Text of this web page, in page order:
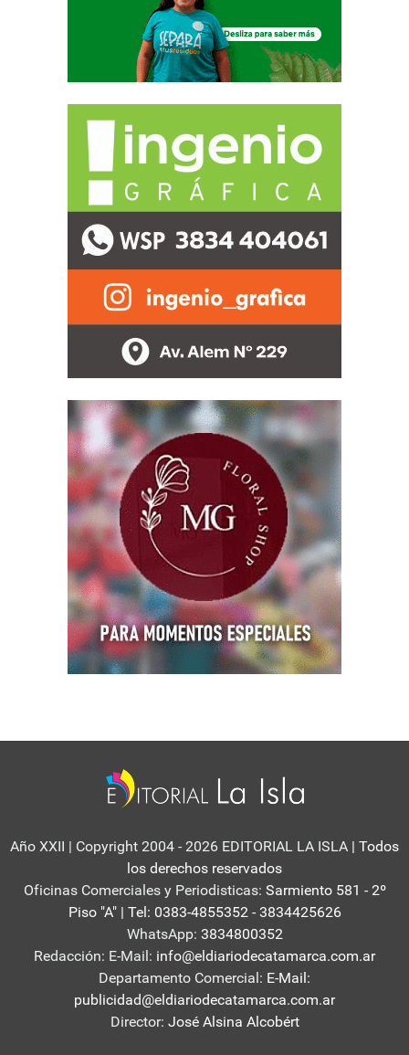
Año XXII | Copyright 2004 - 2026 EDITORIAL LA ISLA | Todos
los derechos reservados
Oficinas Comerciales y Periodisticas: Sarmiento 581 - 2º
Piso "A" | Tel: 0383-4855352 - 3834425626
WhatsApp: 3834800352
Redacción: E-Mail: info@eldiariodecatamarca.com.ar
Departamento Comercial: E-Mail:
publicidad@eldiariodecatamarca.com.ar
Director: José Alsina Alcobért